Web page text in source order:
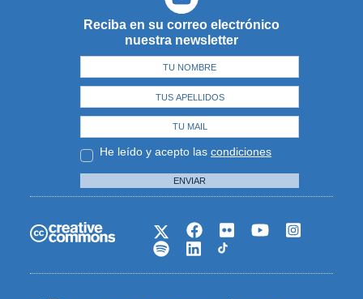
Reciba en su correo electrónico
nuestra newsletter
He leído y acepto las condiciones
ENVIAR